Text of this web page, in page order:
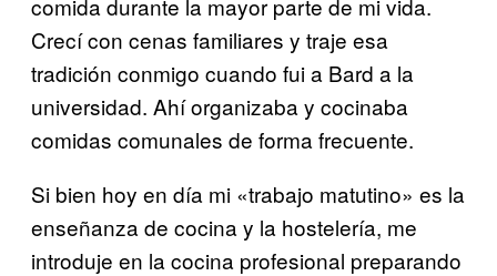
Crecí con cenas familiares y traje esa
tradición conmigo cuando fui a Bard a la
universidad. Ahí organizaba y cocinaba
comidas comunales de forma frecuente.
Si bien hoy en día mi «trabajo matutino» es la
enseñanza de cocina y la hostelería, me
introduje en la cocina profesional preparando